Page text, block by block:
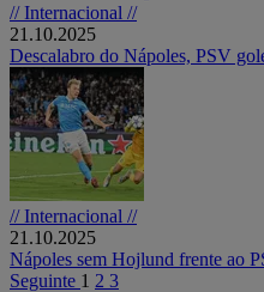
// Internacional //
21.10.2025
Descalabro do Nápoles, PSV
// Internacional //
21.10.2025
Nápoles sem Hojlund frente ao
Seguinte 1 2 3